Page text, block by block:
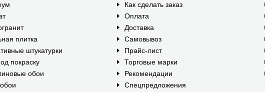
плитка
штукатурки
покраску
обои
Как сделать заказ
Оплата
Доставка
Самовывоз
Прайс-лист
Торговые марки
Рекомендации
Спецпредложения